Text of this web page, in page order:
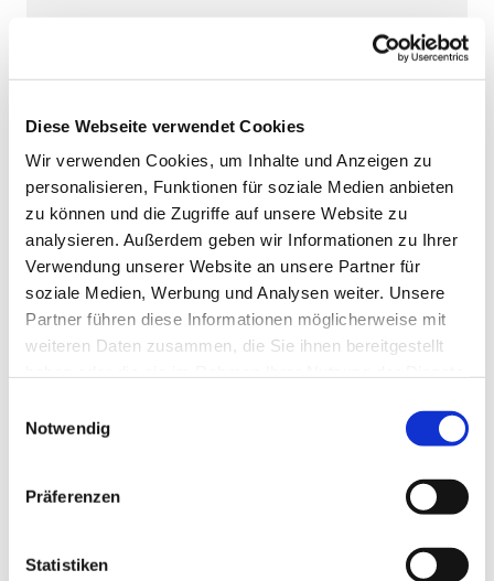
Diese Webseite verwendet Cookies
Wir verwenden Cookies, um Inhalte und Anzeigen zu
personalisieren, Funktionen für soziale Medien anbieten
zu können und die Zugriffe auf unsere Website zu
analysieren. Außerdem geben wir Informationen zu Ihrer
Verwendung unserer Website an unsere Partner für
soziale Medien, Werbung und Analysen weiter. Unsere
Partner führen diese Informationen möglicherweise mit
weiteren Daten zusammen, die Sie ihnen bereitgestellt
Notwendig
Präferenzen
Statistiken
Klüschenberg, Katholischer Berg,